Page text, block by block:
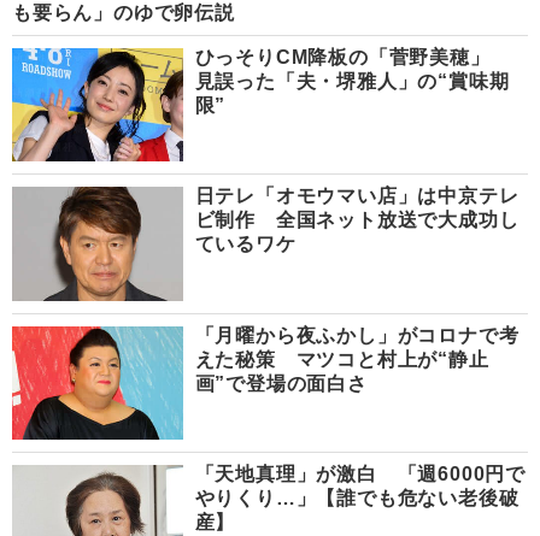
も要らん」のゆで卵伝説
ひっそりCM降板の「菅野美穂」
見誤った「夫・堺雅人」の“賞味期
限”
日テレ「オモウマい店」は中京テレ
ビ制作 全国ネット放送で大成功し
ているワケ
「月曜から夜ふかし」がコロナで考
えた秘策 マツコと村上が“静止
画”で登場の面白さ
「天地真理」が激白 「週6000円で
やりくり…」【誰でも危ない老後破
産】